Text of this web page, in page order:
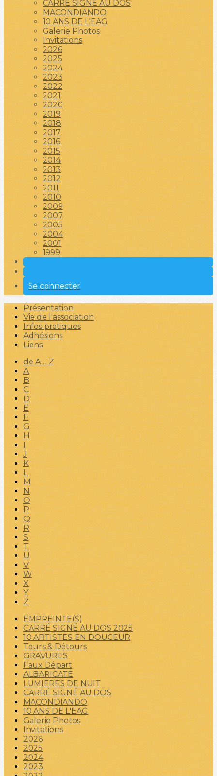
CARRÉ SIGNÉ AU DOS
MACONDIANDO
10 ANS DE L'EAG
Galerie Photos
Invitations
2026
2025
2024
2023
2022
2021
2020
2019
2018
2017
2016
2015
2014
2013
2012
2011
2010
2009
2007
2005
2004
2001
1999
Se connecter
Présentation
Vie de l'association
Infos pratiques
Adhésions
Liens
de A ... Z
A
B
C
D
E
F
G
H
I
J
K
L
M
N
O
P
Q
R
S
T
U
V
W
X
Y
Z
EMPREINTE(S)
CARRÉ SIGNÉ AU DOS 2025
10 ARTISTES EN DOUCEUR
Tours & Détours
GRAVURES
Faux Départ
ALBARICATE
LUMIÈRES DE NUIT
CARRÉ SIGNÉ AU DOS
MACONDIANDO
10 ANS DE L'EAG
Galerie Photos
Invitations
2026
2025
2024
2023